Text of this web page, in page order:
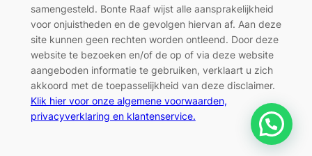
samengesteld. Bonte Raaf wijst alle aansprakelijkheid
voor onjuistheden en de gevolgen hiervan af. Aan deze
site kunnen geen rechten worden ontleend. Door deze
website te bezoeken en/of de op of via deze website
aangeboden informatie te gebruiken, verklaart u zich
akkoord met de toepasselijkheid van deze disclaimer.
Klik hier voor onze algemene voorwaarden,
privacyverklaring en klantenservice.